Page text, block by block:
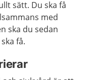
sätt. Du ska få
med
ska du sedan
få.